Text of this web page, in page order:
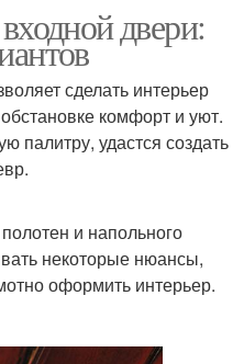
двери:
сделать интерьер
комфорт и уют.
палитру, удастся создать
и напольного
некоторые нюансы,
оформить интерьер.